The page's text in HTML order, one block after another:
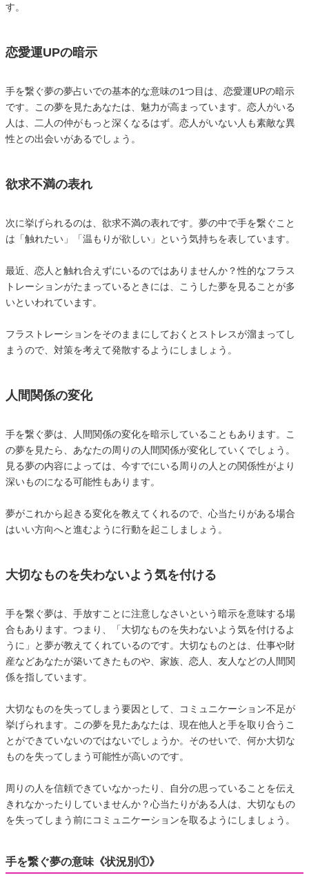
す。
恋愛運UPの暗示
手を繋ぐ夢の夢占いでの基本的な意味の1つ目は、恋愛運UPの暗示
です。この夢を見たあなたは、魅力が高まっています。恋人がいる
人は、二人の仲がもっと深くなるはず。恋人がいない人も素敵な異
性との出会いがあるでしょう。
欲求不満の表れ
次に挙げられるのは、欲求不満の表れです。夢の中で手を繋ぐこと
は「触れたい」「温もりが欲しい」という気持ちを表しています。
最近、恋人と触れ合えずにいるのではありませんか？性的なフラス
トレーションがたまっているときには、こうした夢を見ることが多
いといわれています。
フラストレーションをそのままにしておくとストレスが溜まってし
まうので、対策を考えて発散するようにしましょう。
人間関係の変化
手を繋ぐ夢は、人間関係の変化を暗示していることもあります。こ
の夢を見たら、あなたの周りの人間関係が変化していくでしょう。
見る夢の内容によっては、今すでにいる周りの人との関係性がより
深いものになる可能性もあります。
夢がこれから起きる変化を教えてくれるので、心当たりがある場合
はいい方向へと進むように行動を起こしましょう。
大切なものを失わないよう気を付ける
手を繋ぐ夢は、手放すことに注意しなさいという暗示を意味する場
合もあります。つまり、「大切なものを失わないよう気を付けるよ
うに」と夢が教えてくれているのです。大切なものとは、仕事や財
産などあなたが築いてきたものや、家族、恋人、友人などの人間関
係を指しています。
大切なものを失ってしまう要因として、コミュニケーション不足が
挙げられます。この夢を見たあなたは、現在他人と手を取り合うこ
とができていないのではないでしょうか。そのせいで、何か大切な
ものを失ってしまう可能性が高いのです。
周りの人を信頼できていなかったり、自分の思っていることを伝え
きれなかったりしていませんか？心当たりがある人は、大切なもの
を失ってしまう前にコミュニケーションを取るようにしましょう。
手を繋ぐ夢の意味《状況別①》